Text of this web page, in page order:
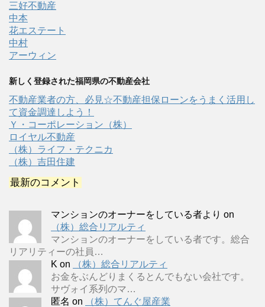
三好不動産
中本
花エステート
中村
アーウィン
新しく登録された福岡県の不動産会社
不動産業者の方、必見☆不動産担保ローンをうまく活用し
て資金調達しよう！
Ｙ・コーポレーション（株）
ロイヤル不動産
（株）ライフ・テクニカ
（株）吉田住建
最新のコメント
マンションのオーナーをしている者より on
（株）総合リアルティ
マンションのオーナーをしている者です。総合
リアリティーの社員…
K on
（株）総合リアルティ
お金をぶんどりまくるとんでもない会社です。
サヴォイ系列のマ…
匿名 on
（株）てんぐ屋産業